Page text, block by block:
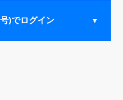
)でログイン ▼